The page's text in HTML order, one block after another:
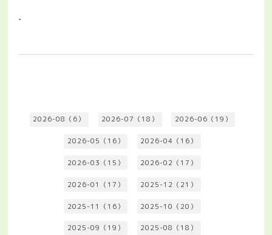
.
2026-08（6） 2026-07（18） 2026-06（19）
2026-05（16） 2026-04（16）
2026-03（15） 2026-02（17）
2026-01（17） 2025-12（21）
2025-11（16） 2025-10（20）
2025-09（19） 2025-08（18）